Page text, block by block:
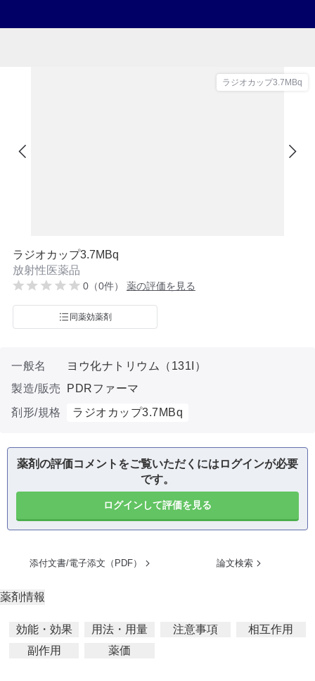
ラジオカップ3.7MBq
ラジオカップ3.7MBq
放射性医薬品
0（0件） 薬の評価を見る
同薬効薬剤
一般名
ヨウ化ナトリウム（131I）
製造/販売
PDRファーマ
剤形/規格
ラジオカップ3.7MBq
薬剤の評価コメントをご覧いただくにはログインが必要
です。
ログインして評価を見る
添付文書/電子添文（PDF） 論文検索
薬剤情報
効能・効果 用法・用量 注意事項
相互作用
副作用
薬価